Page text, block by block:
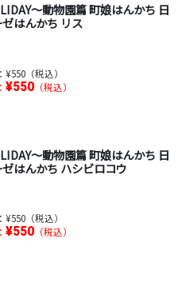
～動物園篇 町娘はんかち 日
はんかち リス
¥550（税込）
¥550（税込）
～動物園篇 町娘はんかち 日
はんかち ハシビロコウ
¥550（税込）
¥550（税込）